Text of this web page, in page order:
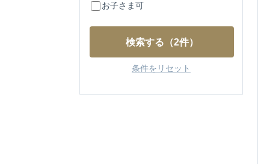
お子さま可
検索する （2件）
条件をリセット